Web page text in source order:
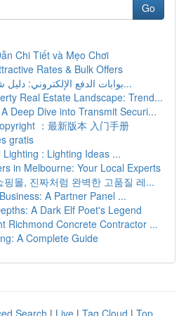
Go
Chi Tiết và Mẹo Chơi
Rates & Bulk Offers
بوابات الدفع الإلكتروني: دليل شامل للمتاجر الإل...
Real Estate Landscape: Trend...
Deep Dive into Transmit Securi...
：最新版本 入门手册
gratis
: Lighting Ideas ...
in Melbourne: Your Local Experts
핑몰, 진짜처럼 완벽한 고품질 레...
A Partner Panel ...
A Dark Elf Poet's Legend
Richmond Concrete Contractor ...
A Complete Guide
Search | Live | Tag Cloud | Top